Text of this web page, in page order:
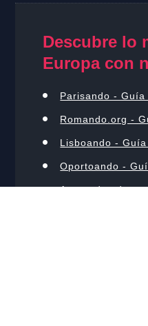
Descubre lo
Europa con
Parisando -
Romando.org -
Lisboando -
Oportoando -